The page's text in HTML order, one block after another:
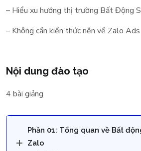
– Hiểu xu hướng thị trường Bất Động
– Không cần kiến thức nền về Zalo Ads
Nội dung đào tạo
4 bài giảng
Phần 01: Tổng quan về Bất
Zalo